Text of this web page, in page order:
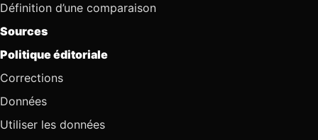
Définition d’une comparaison
Sources
Politique éditoriale
Corrections
Données
Utiliser les données